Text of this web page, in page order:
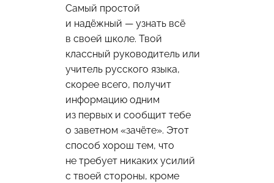
Самый простой
и надёжный — узнать всё
в своей школе. Твой
классный руководитель или
учитель русского языка,
скорее всего, получит
информацию одним
из первых и сообщит тебе
о заветном «зачёте». Этот
способ хорош тем, что
не требует никаких усилий
с твоей стороны, кроме